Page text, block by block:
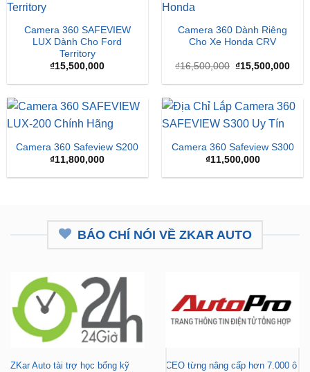
Camera 360 SAFEVIEW
LUX Dành Cho Ford
Territory
₫15,500,000
Camera 360 Dành Riêng
Cho Xe Honda CRV
₫16,500,000 Giá
là:
₫15,500,000Giá
tại
Camera 360 Safeview S200
₫11,800,000
Camera 360 Safeview S300
₫11,500,000
BÁO CHÍ NÓI VỀ ZKAR AUTO
ZKar Auto tài trợ học bổng kỹ
CEO từng nâng cấp hơn 7.000 ô